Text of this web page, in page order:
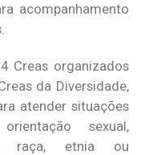
acompanhamento
Creas organizados
da Diversidade,
atender situações
sexual,
raça, etnia ou